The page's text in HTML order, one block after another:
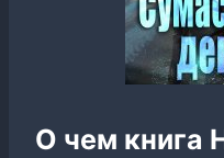
О чем книга